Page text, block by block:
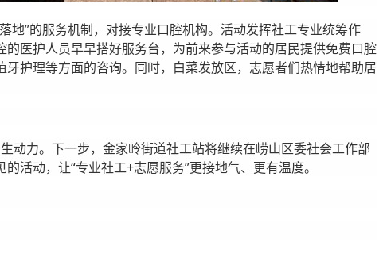
”的服务机制，对接专业口腔机构。活动发挥社工专业统筹作
医护人员早早搭好服务台，为前来参与活动的居民提供免费口腔
护理等方面的咨询。同时，白菜发放区，志愿者们热情地帮助居
动力。下一步，金家岭街道社工站将继续在崂山区委社会工作部
活动，让“专业社工+志愿服务”更接地气、更有温度。